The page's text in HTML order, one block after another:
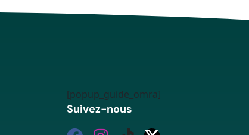
[popup_guide_omra]
Suivez-nous